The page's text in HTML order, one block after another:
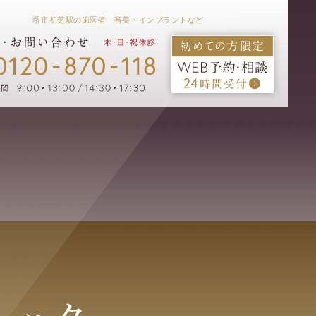
堺市初芝駅の歯医者 審美・インプラントなど